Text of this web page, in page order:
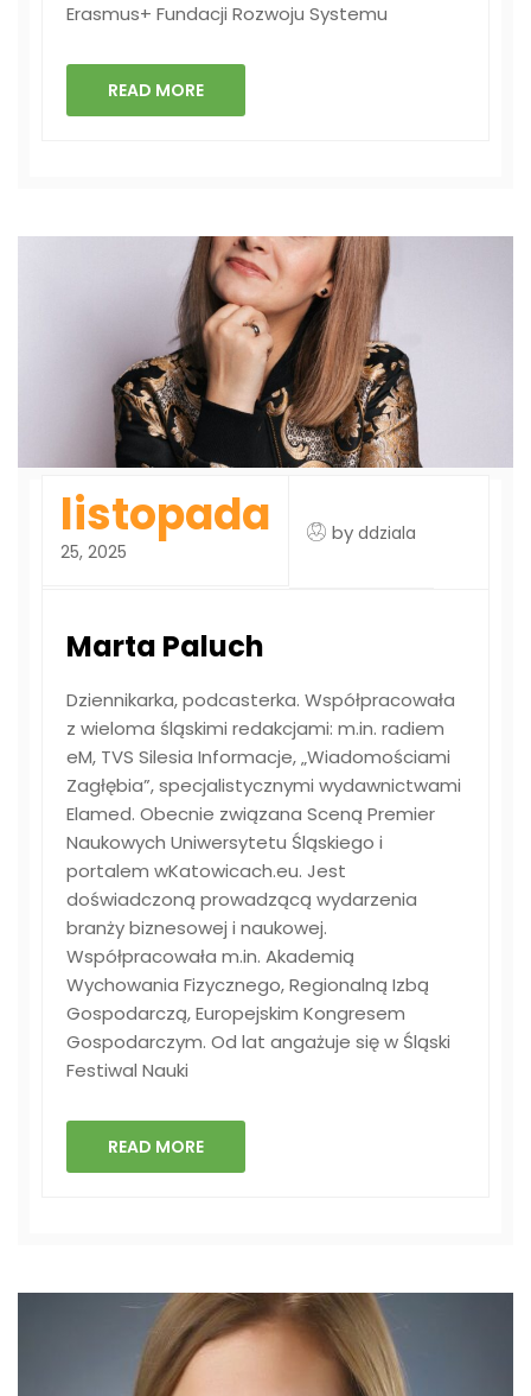
Erasmus+ Fundacji Rozwoju Systemu
READ MORE
listopada
25, 2025
by ddziala
Marta Paluch
Dziennikarka, podcasterka. Współpracowała
z wieloma śląskimi redakcjami: m.in. radiem
eM, TVS Silesia Informacje, „Wiadomościami
Zagłębia”, specjalistycznymi wydawnictwami
Elamed. Obecnie związana Sceną Premier
Naukowych Uniwersytetu Śląskiego i
portalem wKatowicach.eu. Jest
doświadczoną prowadzącą wydarzenia
branży biznesowej i naukowej.
Współpracowała m.in. Akademią
Wychowania Fizycznego, Regionalną Izbą
Gospodarczą, Europejskim Kongresem
Gospodarczym. Od lat angażuje się w Śląski
Festiwal Nauki
READ MORE